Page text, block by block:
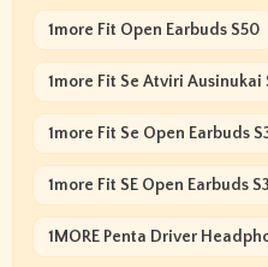
1more Fit Open Earbuds S50
1more Fit Se Atviri Ausinukai
1more Fit Se Open Earbuds
1more Fit SE Open Earbuds
1MORE Penta Driver